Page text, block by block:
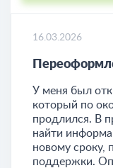
16.03.2026
У меня был
который по
продлился. В
найти
новому сроку,
поддержки.